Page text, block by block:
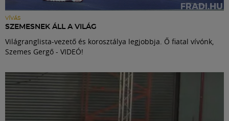
VÍVÁS
SZEMESNEK ÁLL A VILÁG
Világranglista-vezető és korosztálya legjobbja. Ő fiatal vívónk,
Szemes Gergő - VIDEÓ!
Shop
Közösség
Múzeum
English